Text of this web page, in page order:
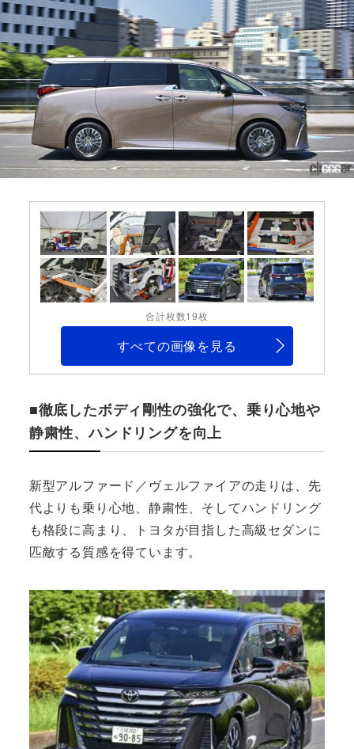
合計枚数19枚
すべての画像を見る
■徹底したボディ剛性の強化で、乗り心地や
静粛性、ハンドリングを向上
新型アルファード／ヴェルファイアの走りは、先
代よりも乗り心地、静粛性、そしてハンドリング
も格段に高まり、トヨタが目指した高級セダンに
匹敵する質感を得ています。